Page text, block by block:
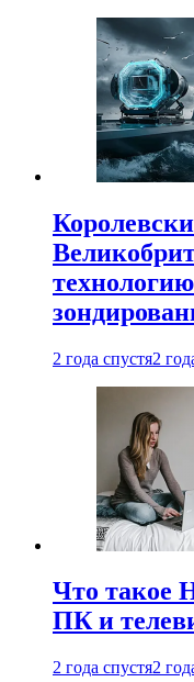
2 года спустя2
Что такое
ПК и
2 года спустя2